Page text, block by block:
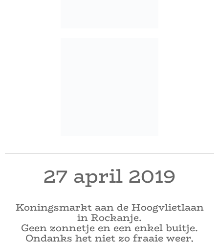
27 april 2019
Koningsmarkt aan de Hoogvlietlaan
in Rockanje.
Geen zonnetje en een enkel buitje.
Ondanks het niet zo fraaie weer,